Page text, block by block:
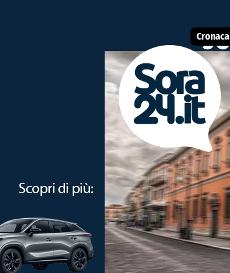
Cronaca